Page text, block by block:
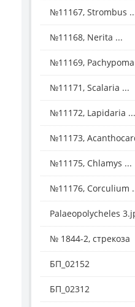
№11167, Strombus
№11168, Nerita ...
№11169,
№11171, Scalaria ...
№11172, Lapidaria ...
№11173,
№11175, Chlamys ...
№11176, Corculium
Palaeopolycheles
№ 1844-2, стрекоза
БП_02152
БП_02312